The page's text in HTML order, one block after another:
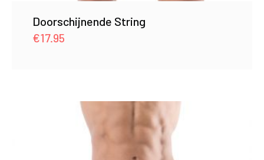
Doorschijnende String
€17.95